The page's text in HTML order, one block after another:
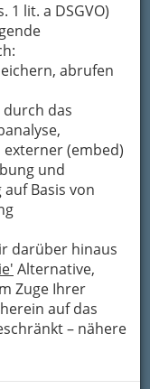
1 lit. a DSGVO)
abrufen
das
(embed)
und
Basis von
darüber hinaus
Alternative,
Zuge Ihrer
auf das
– nähere